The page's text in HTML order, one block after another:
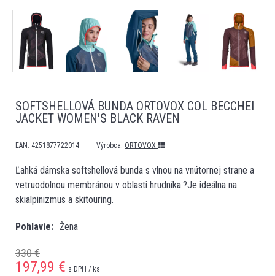
SOFTSHELLOVÁ BUNDA ORTOVOX COL BECCHEI
JACKET WOMEN'S BLACK RAVEN
EAN: 4251877722014 Výrobca: ORTOVOX
Ľahká dámska softshellová bunda s vlnou na vnútornej strane a
vetruodolnou membránou v oblasti hrudníka.?Je ideálna na
skialpinizmus a skitouring.
Pohlavie Žena
330 €
197,99 € s DPH / ks